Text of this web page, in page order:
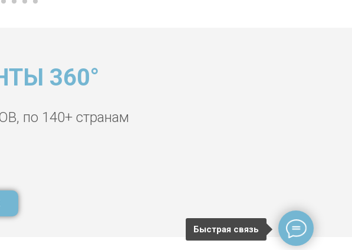
360°
по 140+ странам
Быстрая связь